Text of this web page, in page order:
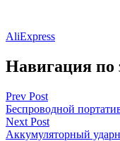
AliExpress
Навигация по
Prev Post
Беспроводной
Next Post
Аккумуляторный